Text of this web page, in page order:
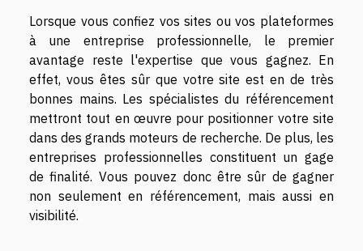
Lorsque vous confiez vos sites ou vos plateformes
à une entreprise professionnelle, le premier
avantage reste l'expertise que vous gagnez. En
effet, vous êtes sûr que votre site est en de très
bonnes mains. Les spécialistes du référencement
mettront tout en œuvre pour positionner votre site
dans des grands moteurs de recherche. De plus, les
entreprises professionnelles constituent un gage
de finalité. Vous pouvez donc être sûr de gagner
non seulement en référencement, mais aussi en
visibilité.